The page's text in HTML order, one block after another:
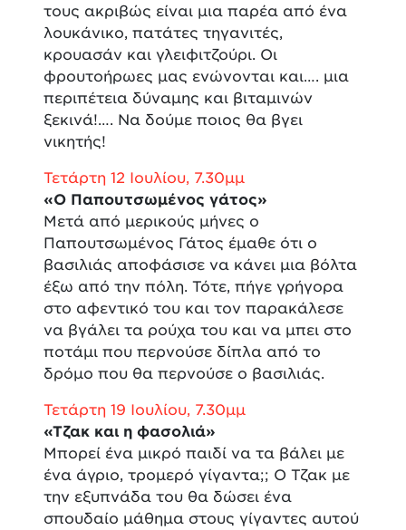
τους ακριβώς είναι μια παρέα από ένα
λουκάνικο, πατάτες τηγανιτές,
κρουασάν και γλειφιτζούρι. Οι
φρουτοήρωες μας ενώνονται και…. μια
περιπέτεια δύναμης και βιταμινών
ξεκινά!…. Να δούμε ποιος θα βγει
νικητής!
Τετάρτη 12 Ιουλίου, 7.30μμ
«Ο Παπουτσωμένος γάτος»
Μετά από μερικούς μήνες ο
Παπουτσωμένος Γάτος έμαθε ότι ο
βασιλιάς αποφάσισε να κάνει μια βόλτα
έξω από την πόλη. Τότε, πήγε γρήγορα
στο αφεντικό του και τον παρακάλεσε
να βγάλει τα ρούχα του και να μπει στο
ποτάμι που περνούσε δίπλα από το
δρόμο που θα περνούσε ο βασιλιάς.
Τετάρτη 19 Ιουλίου, 7.30μμ
«Τζακ και η φασολιά»
Μπορεί ένα μικρό παιδί να τα βάλει με
ένα άγριο, τρομερό γίγαντα;; Ο Τζακ με
την εξυπνάδα του θα δώσει ένα
σπουδαίο μάθημα στους γίγαντες αυτού